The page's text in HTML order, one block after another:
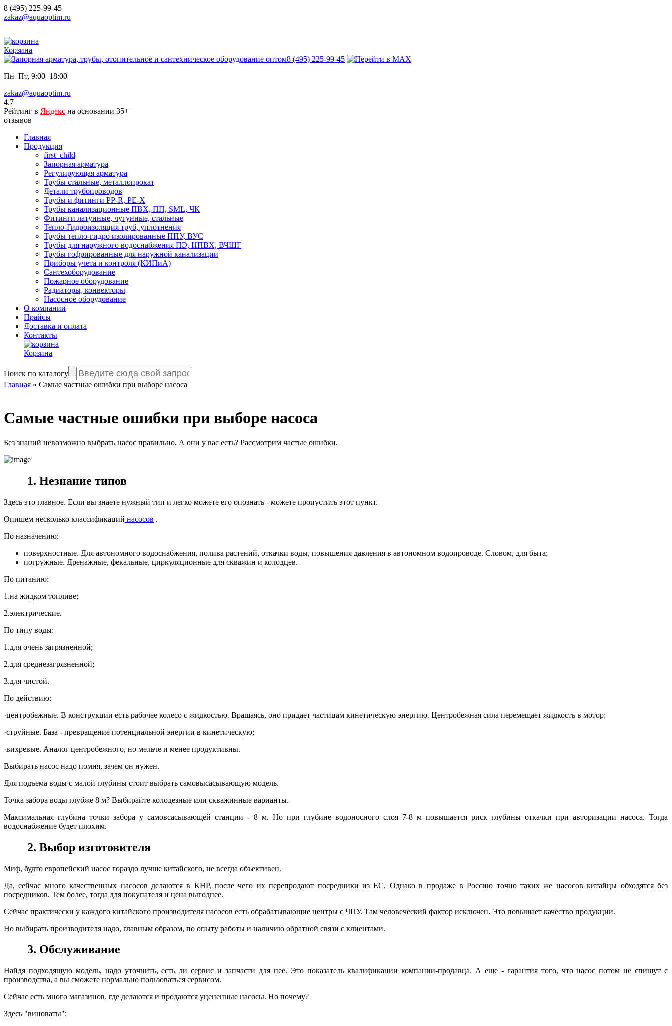
8 (495) 225-99-45
zakaz@aquaoptim.ru
Корзина
8 (495) 225-99-45
Пн–Пт, 9:00–18:00
zakaz@aquaoptim.ru
4.7
Рейтинг в Яндекс на основании 35+
отзывов
Главная
Продукция
first_child
Запорная арматура
Регулирующая арматура
Трубы стальные, металлопрокат
Детали трубопроводов
Трубы и фитинги PP-R, PE-X
Трубы канализационные ПВХ, ПП, SML, ЧК
Фитинги латунные, чугунные, стальные
Тепло-Гидроизоляция труб, уплотнения
Трубы тепло-гидро изолированные ППУ, ВУС
Трубы для наружного водоснабжения ПЭ, НПВХ, ВЧШГ
Трубы гофрированные для наружной канализации
Приборы учета и контроля (КИПиА)
Сантехоборудование
Пожарное оборудование
Радиаторы, конвекторы
Насосное оборудование
О компании
Прайсы
Доставка и оплата
Контакты
Корзина
Поиск по каталогу
Главная » Самые частные ошибки при выборе насоса
Самые частные ошибки при выборе насоса
Без знаний невозможно выбрать насос правильно. А они у вас есть? Рассмотрим частые ошибки.
1. Незнание типов
Здесь это главное. Если вы знаете нужный тип и легко можете его опознать - можете пропустить этот пункт.
Опишем несколько классификаций насосов .
По назначению:
поверхностные. Для автономного водоснабжения, полива растений, откачки воды, повышения давления в автономном водопроводе. Словом, для быта;
погружные. Дренажные, фекальные, циркуляционные для скважин и колодцев.
По питанию:
1.на жидком топливе;
2.электрические.
По типу воды:
1.для очень загрязненной;
2.для среднезагрязненной;
3.для чистой.
По действию:
·центробежные. В конструкции есть рабочее колесо с жидкостью. Вращаясь, оно придает частицам кинетическую энергию. Центробежная сила перемещает жидкость в мотор;
·струйные. База - превращение потенциальной энергии в кинетическую;
·вихревые. Аналог центробежного, но мельче и менее продуктивны.
Выбирать насос надо помня, зачем он нужен.
Для подъема воды с малой глубины стоит выбрать самовысасывающую модель.
Точка забора воды глубже 8 м? Выбирайте колодезные или скважинные варианты.
Максимальная глубина точки забора у самовсасывающей станции - 8 м. Но при глубине водоносного слоя 7-8 м повышается риск глубины откачки при авторизации насоса. Тогда
водоснабжение будет плохим.
2. Выбор изготовителя
Миф, будто европейский насос гораздо лучше китайского, не всегда объективен.
Да, сейчас много качественных насосов делаются в КНР, после чего их перепродают посредники из ЕС. Однако в продаже в Россию точно таких же насосов китайцы обходятся без
посредников. Тем более, тогда для покупателя и цена выгоднее.
Сейчас практически у каждого китайского производителя насосов есть обрабатывающие центры с ЧПУ. Там человеческий фактор исключен. Это повышает качество продукции.
Но выбирать производителя надо, главным образом, по опыту работы и наличию обратной связи с клиентами.
3. Обслуживание
Найдя подходящую модель, надо уточнить, есть ли сервис и запчасти для нее. Это показатель квалификации компании-продавца. А еще - гарантия того, что насос потом не спишут с
производства, а вы сможете нормально пользоваться сервисом.
Сейчас есть много магазинов, где делаются и продаются уцененные насосы. Но почему?
Здесь "виноваты":